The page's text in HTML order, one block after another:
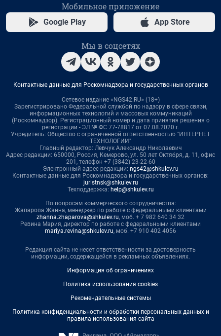
Мобильное приложение
Google Play App Store
Мы в соцсетях
Контактные данные для Роскомнадзора и государственных органов
Сетевое издание «NGS42.RU» (18+)
Зарегистрировано Федеральной службой по надзору в сфере связи,
информационных технологий и массовых коммуникаций
(Роскомнадзор). Регистрационный номер и дата принятия решения о
регистрации - ЭЛ № ФС 77-78817 от 07.08.2020 г.
Учредитель: Общество с ограниченной ответственностью "ИНТЕРНЕТ
ТЕХНОЛОГИИ"
Главный редактор: Левчук Александр Николаевич
Адрес редакции: 650000, Россия, Кемерово, ул. 50 лет Октября, д. 11, офис
201, телефон +7 (3842) 23-22-60
Электронный адрес редакции: ngs42@shkulev.ru
Контактные данные для Роскомнадзора и государственных органов:
juristnsk@shkulev.ru
Техподдержка: help@shkulev.ru
По вопросам коммерческого сотрудничества:
Жапарова Жанна, менеджер по работе с федеральными клиентами
zhanna.zhaparova@shkulev.ru, моб. + 7 982 640 34 32
Ревина Мария, директор по работе с федеральными клиентами
mariya.revina@shkulev.ru, моб. +7 910 402 4056
Редакция сайта не несет ответственности за достоверность
информации, содержащейся в рекламных объявлениях.
Информация об ограничениях
Политика использования cookies
Рекомендательные системы
Политика конфиденциальности и обработки персональных данных и
правила использования сайта